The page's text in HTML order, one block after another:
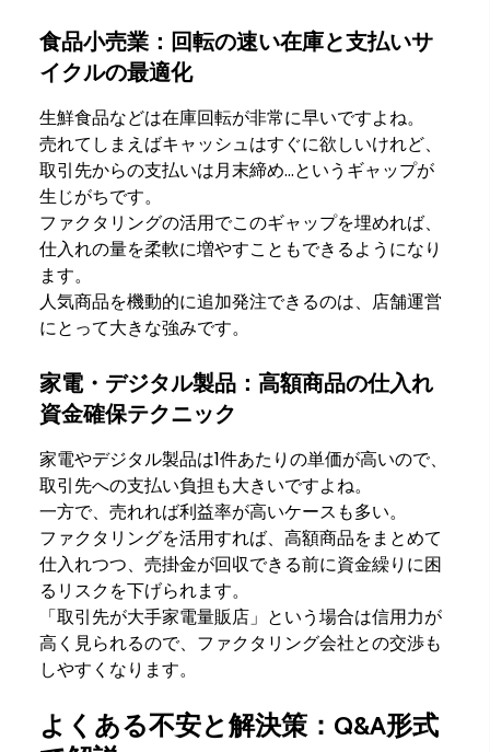
食品小売業：回転の速い在庫と支払いサ
イクルの最適化
生鮮食品などは在庫回転が非常に早いですよね。
売れてしまえばキャッシュはすぐに欲しいけれど、
取引先からの支払いは月末締め…というギャップが
生じがちです。
ファクタリングの活用でこのギャップを埋めれば、
仕入れの量を柔軟に増やすこともできるようになり
ます。
人気商品を機動的に追加発注できるのは、店舗運営
にとって大きな強みです。
家電・デジタル製品：高額商品の仕入れ
資金確保テクニック
家電やデジタル製品は1件あたりの単価が高いので、
取引先への支払い負担も大きいですよね。
一方で、売れれば利益率が高いケースも多い。
ファクタリングを活用すれば、高額商品をまとめて
仕入れつつ、売掛金が回収できる前に資金繰りに困
るリスクを下げられます。
「取引先が大手家電量販店」という場合は信用力が
高く見られるので、ファクタリング会社との交渉も
しやすくなります。
よくある不安と解決策：Q&A形式